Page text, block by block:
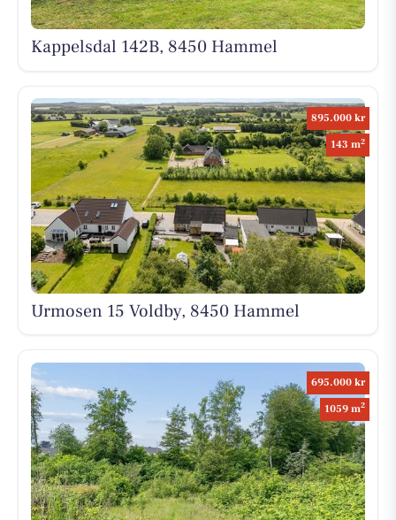
Kappelsdal 142B, 8450 Hammel
895.000 kr
143 m2
Urmosen 15 Voldby, 8450 Hammel
695.000 kr
1059 m2